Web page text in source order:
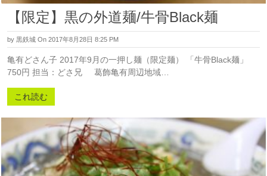
【限定】黒の外道麺/牛骨Black麺
by 黒鉄城 On 2017年8月28日 8:25 PM
亀有どさん子 2017年9月の一押し麺（限定麺） 「牛骨Black麺」
750円 担当：どさ兄 葛飾亀有周辺地域…
これ読む